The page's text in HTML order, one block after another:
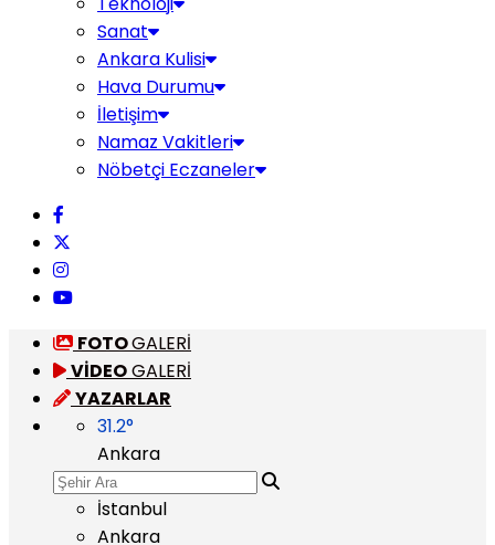
Sanat
Ankara Kulisi
Hava Durumu
İletişim
Namaz Vakitleri
Nöbetçi Eczaneler
FOTOGALERİ
VİDEOGALERİ
YAZARLAR
31.2°
Ankara
İstanbul
Ankara